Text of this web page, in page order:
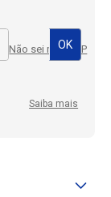
Não sei meu CEP
Saiba mais